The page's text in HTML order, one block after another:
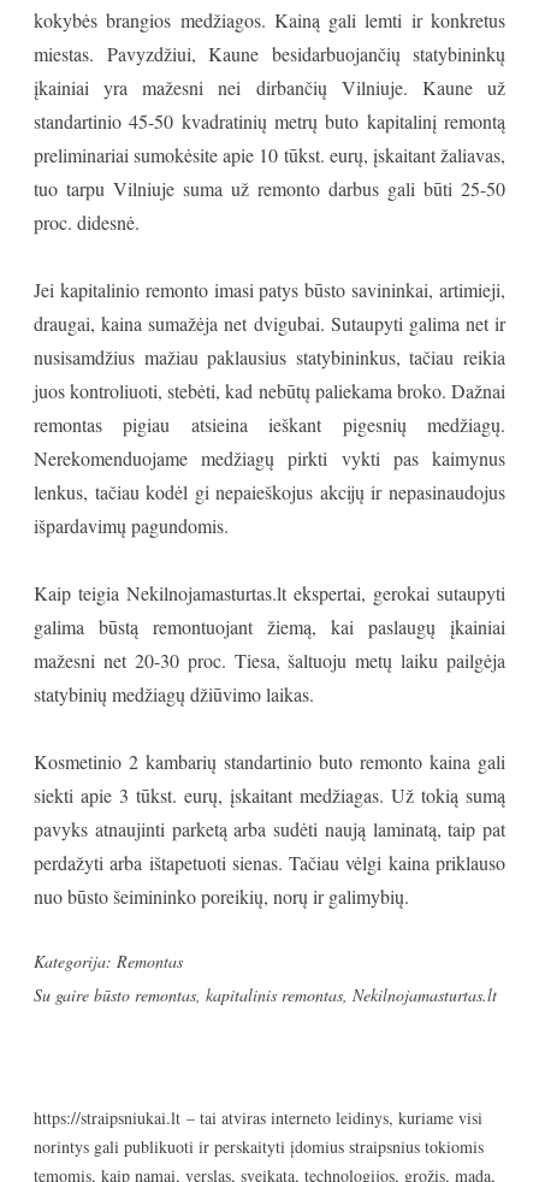
kokybės brangios medžiagos. Kainą gali lemti ir konkretus
miestas. Pavyzdžiui, Kaune besidarbuojančių statybininkų
įkainiai yra mažesni nei dirbančių Vilniuje. Kaune už
standartinio 45-50 kvadratinių metrų buto kapitalinį remontą
preliminariai sumokėsite apie 10 tūkst. eurų, įskaitant žaliavas,
tuo tarpu Vilniuje suma už remonto darbus gali būti 25-50
proc. didesnė.
Jei kapitalinio remonto imasi patys būsto savininkai, artimieji,
draugai, kaina sumažėja net dvigubai. Sutaupyti galima net ir
nusisamdžius mažiau paklausius statybininkus, tačiau reikia
juos kontroliuoti, stebėti, kad nebūtų paliekama broko. Dažnai
remontas pigiau atsieina ieškant pigesnių medžiagų.
Nerekomenduojame medžiagų pirkti vykti pas kaimynus
lenkus, tačiau kodėl gi nepaieškojus akcijų ir nepasinaudojus
išpardavimų pagundomis.
Kaip teigia Nekilnojamasturtas.lt ekspertai, gerokai sutaupyti
galima būstą remontuojant žiemą, kai paslaugų įkainiai
mažesni net 20-30 proc. Tiesa, šaltuoju metų laiku pailgėja
statybinių medžiagų džiūvimo laikas.
Kosmetinio 2 kambarių standartinio buto remonto kaina gali
siekti apie 3 tūkst. eurų, įskaitant medžiagas. Už tokią sumą
pavyks atnaujinti parketą arba sudėti naują laminatą, taip pat
perdažyti arba ištapetuoti sienas. Tačiau vėlgi kaina priklauso
nuo būsto šeimininko poreikių, norų ir galimybių.
Kategorija: Remontas
Su gaire būsto remontas, kapitalinis remontas, Nekilnojamasturtas.lt
https://straipsniukai.lt – tai atviras interneto leidinys, kuriame visi
norintys gali publikuoti ir perskaityti įdomius straipsnius tokiomis
temomis, kaip namai, verslas, sveikata, technologijos, grožis, mada,